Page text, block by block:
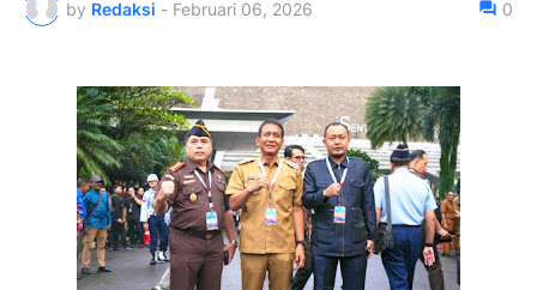
by Redaksi - Februari 06, 2026 0